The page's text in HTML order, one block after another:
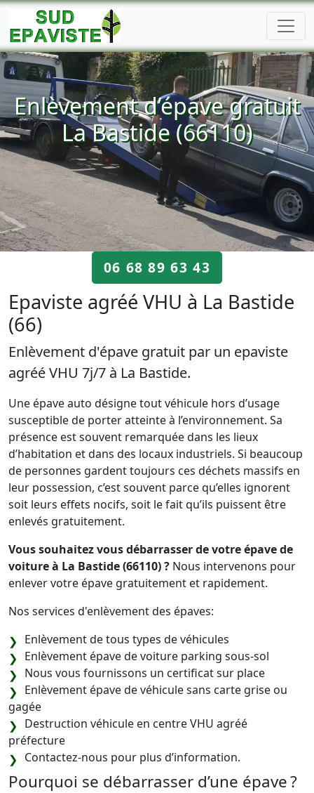
Enlèvement d’épave gratuit
La Bastide (66110)
06 68 89 63 43
Epaviste agréé VHU à La Bastide
(66)
Enlèvement d'épave gratuit par un epaviste
agréé VHU 7j/7 à La Bastide.
Une épave auto désigne tout véhicule hors d’usage
susceptible de porter atteinte à l’environnement. Sa
présence est souvent remarquée dans les lieux
d’habitation et dans des locaux industriels. Si beaucoup
de personnes gardent toujours ces déchets massifs en
leur possession, c’est souvent parce qu’elles ignorent
soit leurs effets nocifs, soit le fait qu’ils puissent être
enlevés gratuitement.
Vous souhaitez vous débarrasser de votre épave de
voiture à La Bastide (66110) ? Nous intervenons pour
enlever votre épave gratuitement et rapidement.
Nos services d'enlèvement des épaves:
Enlèvement de tous types de véhicules
Enlèvement épave de voiture parking sous-sol
Nous vous fournissons un certificat sur place
Enlèvement épave de véhicule sans carte grise ou
gagée
Destruction véhicule en centre VHU agréé
préfecture
Contactez-nous pour plus d’information.
Pourquoi se débarrasser d’une épave ?